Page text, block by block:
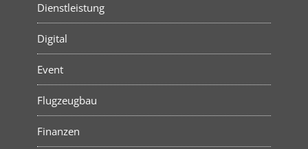
Dienstleistung
Digital
Event
Flugzeugbau
Finanzen